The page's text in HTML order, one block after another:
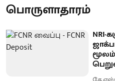
பொருளாதாரம்
NRI-